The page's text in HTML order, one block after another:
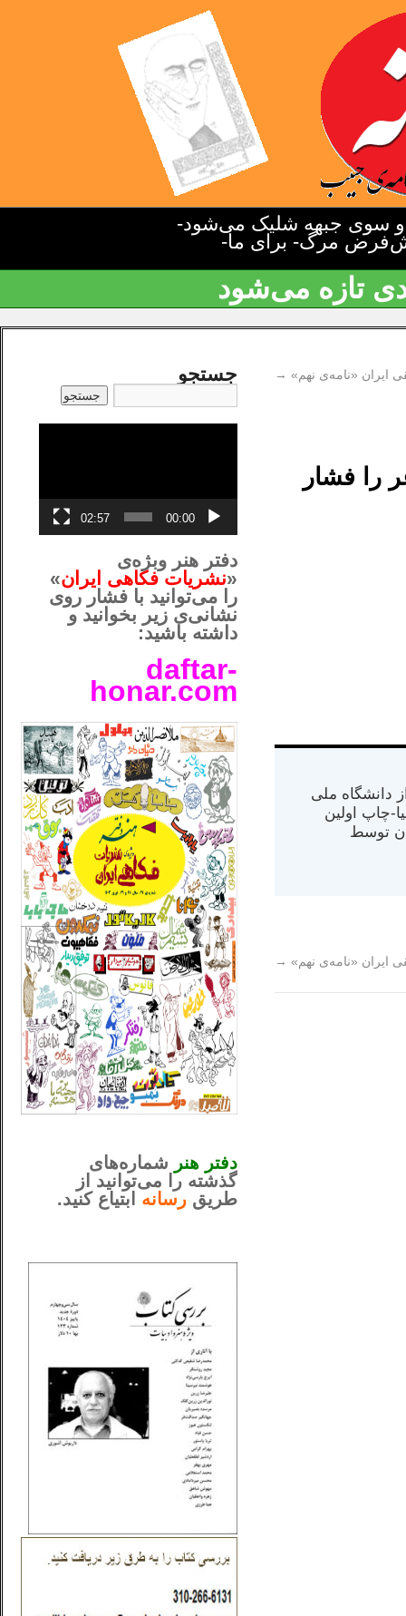
سوی جبهه شلیک می‌شود-
مرگ- برای ما-
تازه می‌شود
«نامه‌ی نهم» →
را فشار
از دانشگاه ملی
در کالیفرنیا-چاپ اولین
در سال ۱۳۸۴ در ایران توسط
«نامه‌ی نهم» →
جستجو
00:00
02:57
دفتر هنر وبژه‌ی
«نشریات فکاهی ایران»
را می‌توانید با فشار روی
نشانی‌ی زیر بخوانید و
داشته باشید:
daftar-
honar.com
دفتر هنر شماره‌های
گذشته را می‌توانید از
طریق رسانه ابتیاع کنید.